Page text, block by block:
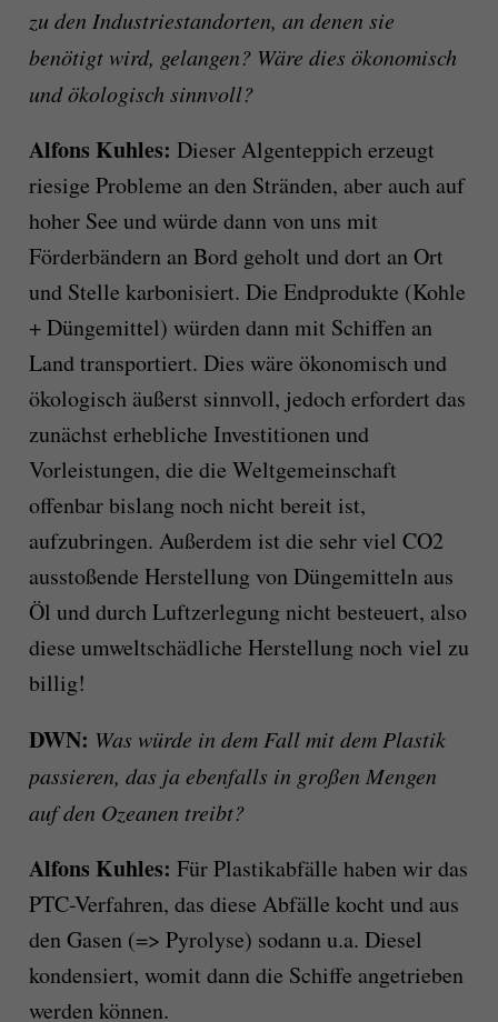
zu den Industriestandorten, an denen sie
benötigt wird, gelangen? Wäre dies ökonomisch
und ökologisch sinnvoll?
Alfons Kuhles: Dieser Algenteppich erzeugt
riesige Probleme an den Stränden, aber auch auf
hoher See und würde dann von uns mit
Förderbändern an Bord geholt und dort an Ort
und Stelle karbonisiert. Die Endprodukte (Kohle
+ Düngemittel) würden dann mit Schiffen an
Land transportiert. Dies wäre ökonomisch und
ökologisch äußerst sinnvoll, jedoch erfordert das
zunächst erhebliche Investitionen und
Vorleistungen, die die Weltgemeinschaft
offenbar bislang noch nicht bereit ist,
aufzubringen. Außerdem ist die sehr viel CO2
ausstoßende Herstellung von Düngemitteln aus
Öl und durch Luftzerlegung nicht besteuert, also
diese umweltschädliche Herstellung noch viel zu
billig!
DWN: Was würde in dem Fall mit dem Plastik
passieren, das ja ebenfalls in großen Mengen
auf den Ozeanen treibt?
Alfons Kuhles: Für Plastikabfälle haben wir das
PTC-Verfahren, das diese Abfälle kocht und aus
den Gasen (=> Pyrolyse) sodann u.a. Diesel
kondensiert, womit dann die Schiffe angetrieben
werden können.